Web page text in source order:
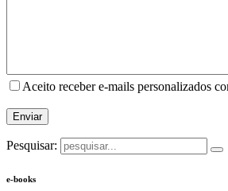
Aceito receber e-mails personalizados
Pesquisar:
e-books